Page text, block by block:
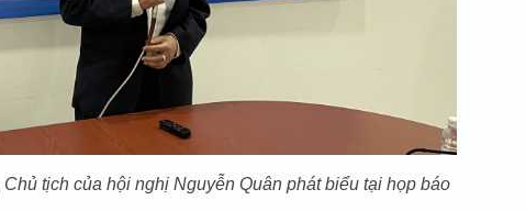
tịch của hội nghị Nguyễn Quân phát biểu tại họp báo